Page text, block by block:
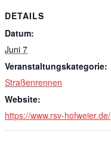
DETAILS
Datum:
Juni 7
Veranstaltungskategorie:
Straßenrennen
Website:
https://www.rsv-hofweier.de/